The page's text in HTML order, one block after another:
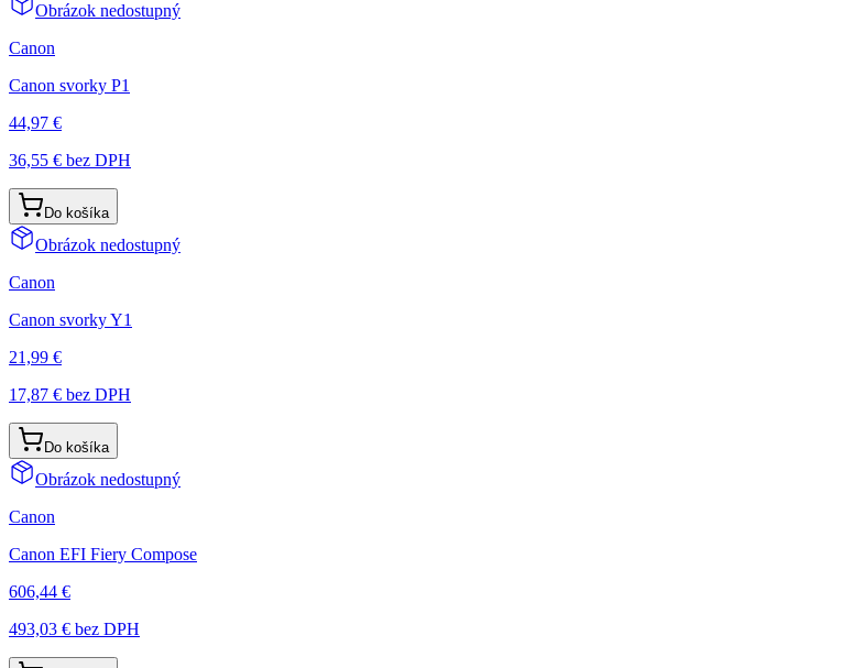
Obrázok nedostupný
Canon
Canon svorky P1
44,97 €
36,55 € bez DPH
Do košíka
Obrázok nedostupný
Canon
Canon svorky Y1
21,99 €
17,87 € bez DPH
Do košíka
Obrázok nedostupný
Canon
Canon EFI Fiery Compose
606,44 €
493,03 € bez DPH